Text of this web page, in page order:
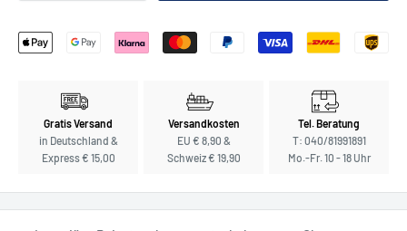
Gratis Versand
in Deutschland &
Express € 15,00
Versandkosten
EU € 8,90 &
Schweiz € 19,90
Tel. Beratung
T: 040/81991891
Mo.-Fr. 10 - 18 Uhr